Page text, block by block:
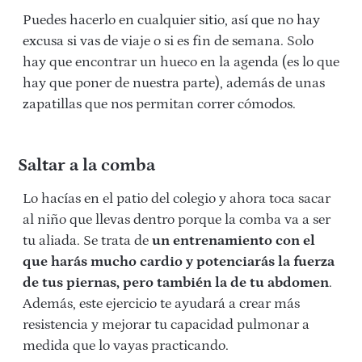
Puedes hacerlo en cualquier sitio, así que no hay
excusa si vas de viaje o si es fin de semana. Solo
hay que encontrar un hueco en la agenda (es lo que
hay que poner de nuestra parte), además de unas
zapatillas que nos permitan correr cómodos.
Saltar a la comba
Lo hacías en el patio del colegio y ahora toca sacar
al niño que llevas dentro porque la comba va a ser
tu aliada. Se trata de un entrenamiento con el
que harás mucho cardio y potenciarás la fuerza
de tus piernas, pero también la de tu abdomen.
Además, este ejercicio te ayudará a crear más
resistencia y mejorar tu capacidad pulmonar a
medida que lo vayas practicando.